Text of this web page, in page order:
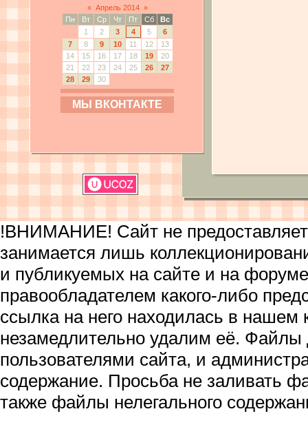
« Апрель 2014 »
Пн
Вт Ср Чт Пт Сб
Вс
1
2 3 4 5
6
7
8 9 10 11 12
13
14
15 16 17 18 19
20
21
22 23 24 25 26
27
28
29 30
МЫ ВКОНТАКТЕ
!ВНИМАНИЕ! Сайт не предоставляет
занимается лишь
и публикуемых на сайте и на
правообладателем какого-либо
ссылка на него находилась в
незамедлительно удалим её.
пользователями сайта, и
содержание. Просьба не заливать
также файлы нелегального